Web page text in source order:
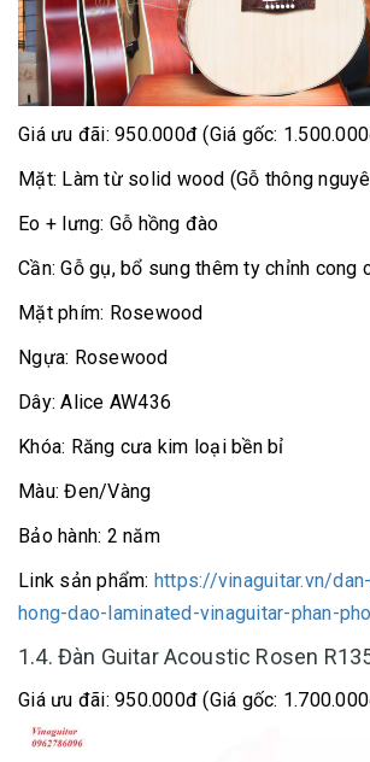
Giá ưu đãi: 950.000đ (Giá gốc:
Mặt: Làm từ solid wood (Gỗ thông
Eo + lưng: Gỗ hồng đào
Cần: Gỗ gụ, bổ sung thêm ty chỉnh cong
Mặt phím: Rosewood
Ngựa: Rosewood
Dây: Alice AW436
Khóa: Răng cưa kim loại bền bỉ
Màu: Đen/Vàng
Bảo hành: 2 năm
Link sản phẩm: https://vinaguitar.vn/
hong-dao-laminated-vinaguitar-phan-
1.4. Đàn Guitar Acoustic Rosen
Giá ưu đãi: 950.000đ (Giá gốc: